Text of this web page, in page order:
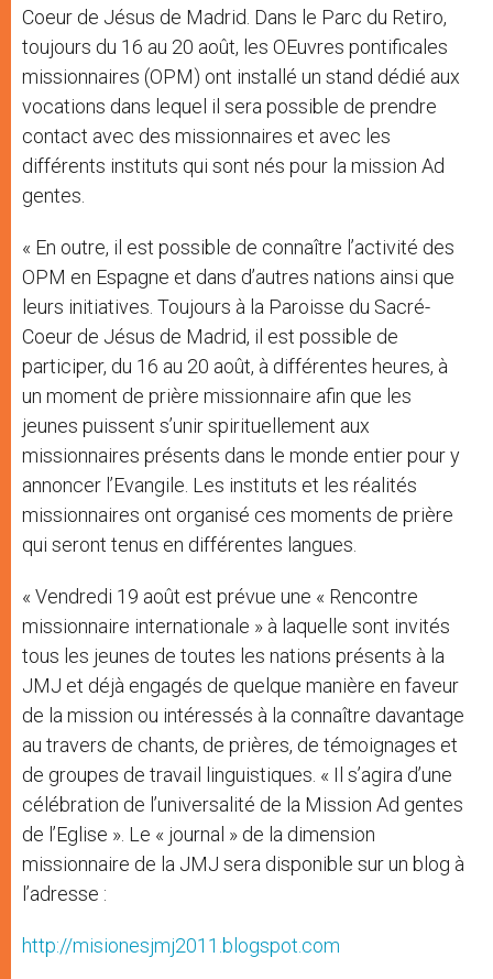
Coeur de Jésus de Madrid. Dans le Parc du Retiro,
toujours du 16 au 20 août, les OEuvres pontificales
missionnaires (OPM) ont installé un stand dédié aux
vocations dans lequel il sera possible de prendre
contact avec des missionnaires et avec les
différents instituts qui sont nés pour la mission Ad
gentes.
« En outre, il est possible de connaître l’activité des
OPM en Espagne et dans d’autres nations ainsi que
leurs initiatives. Toujours à la Paroisse du Sacré-
Coeur de Jésus de Madrid, il est possible de
participer, du 16 au 20 août, à différentes heures, à
un moment de prière missionnaire afin que les
jeunes puissent s’unir spirituellement aux
missionnaires présents dans le monde entier pour y
annoncer l’Evangile. Les instituts et les réalités
missionnaires ont organisé ces moments de prière
qui seront tenus en différentes langues.
« Vendredi 19 août est prévue une « Rencontre
missionnaire internationale » à laquelle sont invités
tous les jeunes de toutes les nations présents à la
JMJ et déjà engagés de quelque manière en faveur
de la mission ou intéressés à la connaître davantage
au travers de chants, de prières, de témoignages et
de groupes de travail linguistiques. « Il s’agira d’une
célébration de l’universalité de la Mission Ad gentes
de l’Eglise ». Le « journal » de la dimension
missionnaire de la JMJ sera disponible sur un blog à
l’adresse :
http://misionesjmj2011.blogspot.com